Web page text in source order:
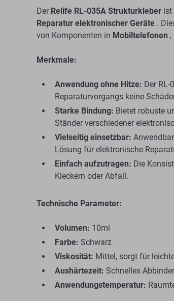
Der Relife RL-035A Strukturkleber ist
Reparatur elektronischer Geräte .
von Komponenten in Mobiltelefonen ,
Merkmale:
Anwendung ohne Hitze: Der
Reparaturvorgangs keine
Starke Bindung: Bietet robuste
Ständer verschiedener
Vielseitig einsetzbar:
Lösung für elektronische
Einfach aufzutragen: Die
Kleckern oder Abfall.
Technische Parameter:
Volumen: 10ml
Farbe: Schwarz
Viskosität: Mittel, sorgt für
Aushärtezeit: Schnelles
Anwendungstemperatur: